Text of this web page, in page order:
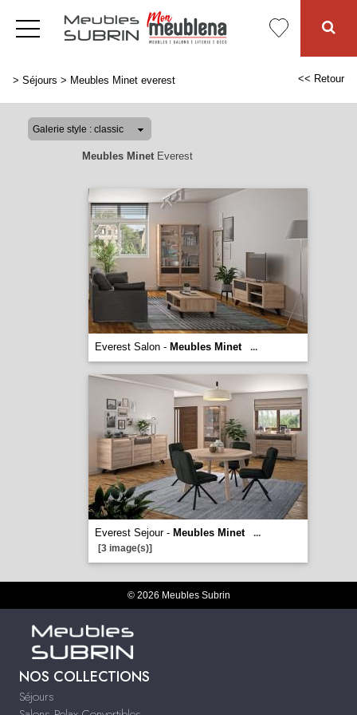
> Séjours > Meubles Minet everest << Retour
Meubles MinetEverest
Everest Salon - Meubles Minet ...
Everest Sejour - Meubles Minet
...
[3 image(s)]
© 2026 Meubles Subrin
NOS COLLECTIONS
Séjours